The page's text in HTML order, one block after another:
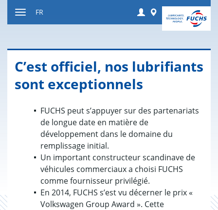
Login Worldwide
FR
C’est offi­ciel, nos lubri­fiants
sont excep­tion­nels
FUCHS peut s’appuyer sur des partenariats
de longue date en matière de
développement dans le domaine du
remplissage initial.
Un important constructeur scandinave de
véhicules commerciaux a choisi FUCHS
comme fournisseur privilégié.
En 2014, FUCHS s’est vu décerner le prix «
Volkswagen Group Award ». Cette